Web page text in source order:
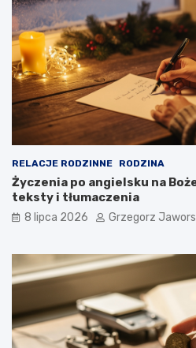
RELACJE RODZINNE RODZINA
Życzenia po angielsku na
teksty i tłumaczenia
8 lipca 2026 Grzegorz